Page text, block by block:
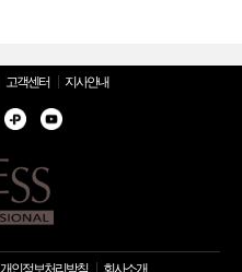
고객센터 지사안내
개인정보처리방침 회사소개